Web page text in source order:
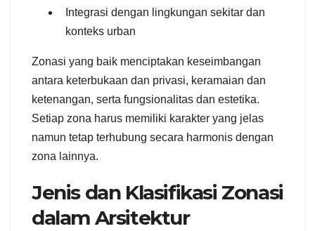
Integrasi dengan lingkungan sekitar dan
konteks urban
Zonasi yang baik menciptakan keseimbangan
antara keterbukaan dan privasi, keramaian dan
ketenangan, serta fungsionalitas dan estetika.
Setiap zona harus memiliki karakter yang jelas
namun tetap terhubung secara harmonis dengan
zona lainnya.
Jenis dan Klasifikasi Zonasi
dalam Arsitektur